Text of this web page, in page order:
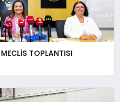
TOPLANTISI